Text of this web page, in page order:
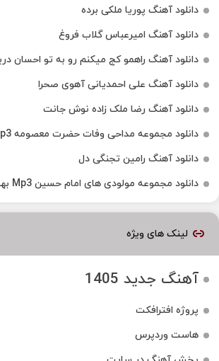
دانلود آهنگ پوریا ملکی برده
دانلود آهنگ امیرعباس گلاب فروغ
دانلود آهنگ راهمو کج میکنم رو به تو احسان
دانلود آهنگ علی احمدیانی آهوی صحرا
دانلود آهنگ رضا ملک زاده نوش جانت
دانلود مجموعه مداحی وفات حضرت معصومه Mp3 معروف ها
دانلود آهنگ رامین تجنگی دل
دانلود مجموعه مولودی های امام حسین Mp3 بهترین ها
لینک های ویژه
آهنگ جدید 1405
پروژه افترافکت
هاست وردپرس